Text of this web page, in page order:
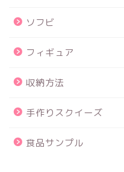
ソフビ
フィギュア
収納方法
手作りスクイーズ
食品サンプル